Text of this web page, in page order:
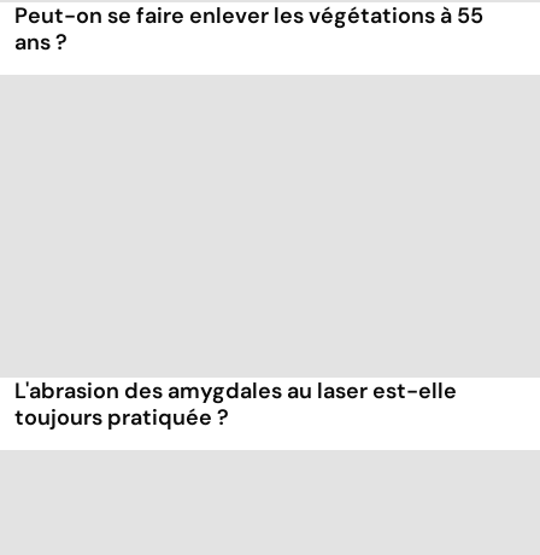
Peut-on se faire enlever les végétations à 55
ans ?
L'abrasion des amygdales au laser est-elle
toujours pratiquée ?